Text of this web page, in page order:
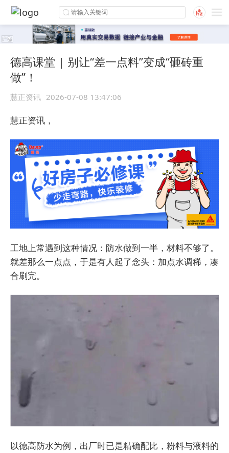
德高课堂 | 别让“差一点料”变成“砸砖重
做”！
慧正资讯 2026-07-08 13:47:06
慧正资讯，
工地上常遇到这种情况：防水做到一半，材料不够了。
就差那么一点点，于是有人起了念头：加点水调稀，凑
合刷完。
以德高防水为例，出厂时已是精确配比，粉料与液料的